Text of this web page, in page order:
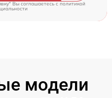
Вы соглашаетесь c политикой
модели